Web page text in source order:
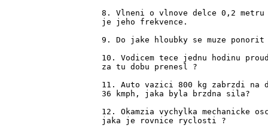
8. Vlneni o vlnove delce 0,2
je jeho frekvence.
9. Do jake hloubky se muze
10. Vodicem tece jednu hodinu
za tu dobu prenesl ?
11. Auto vazici 800 kg zabrzdi na
36 kmph, jaka byla brzdna sila?
12. Okamzia vychylka
jaka je rovnice ryclosti ?